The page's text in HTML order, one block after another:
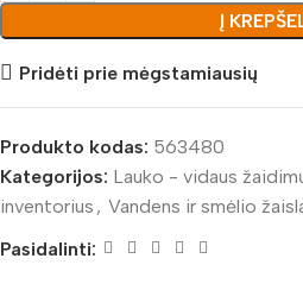
Į
Pridėti prie mėgstamiausių
Produkto kodas: 563480
Kategorijos: Lauko - vidaus
inventorius , Vandens ir smėlio
Pasidalinti: